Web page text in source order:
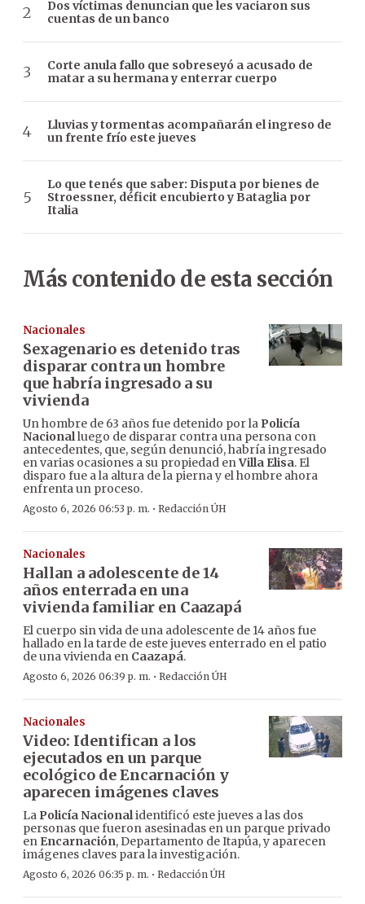
Dos víctimas denuncian que les vaciaron sus
cuentas de un banco
Corte anula fallo que sobreseyó a acusado de
matar a su hermana y enterrar cuerpo
Lluvias y tormentas acompañarán el ingreso de
un frente frío este jueves
Lo que tenés que saber: Disputa por bienes de
Stroessner, déficit encubierto y Bataglia por
Italia
Más contenido de esta sección
Nacionales
Sexagenario es detenido tras
disparar contra un hombre
que habría ingresado a su
vivienda
Un hombre de 63 años fue detenido por la Policía
Nacionalluego de disparar contra una persona con
antecedentes, que, según denunció, habría ingresado
en varias ocasiones a su propiedad enVilla Elisa. El
disparo fue a la altura de la pierna y el hombre ahora
enfrenta un proceso.
Agosto 6, 2026 06:53 p. m. · Redacción ÚH
Nacionales
Hallan a adolescente de 14
años enterrada en una
vivienda familiar en Caazapá
El cuerpo sin vida de una adolescente de 14 años fue
hallado en la tarde de este jueves enterrado en el patio
de una vivienda en Caazapá.
Agosto 6, 2026 06:39 p. m. · Redacción ÚH
Nacionales
Video: Identifican a los
ejecutados en un parque
ecológico de Encarnación y
aparecen imágenes claves
La Policía Nacionalidentificó este jueves a las dos
personas que fueron asesinadas en un parque privado
en Encarnación, Departamento de Itapúa, y aparecen
imágenes claves para la investigación.
Agosto 6, 2026 06:35 p. m. · Redacción ÚH